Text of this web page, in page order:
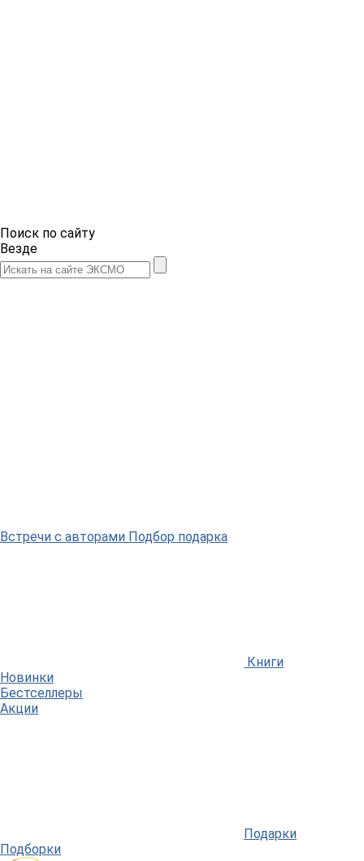
Поиск по сайту
Везде
Встречи с авторами Подбор подарка
Книги
Новинки
Бестселлеры
Акции
Подарки
Подборки